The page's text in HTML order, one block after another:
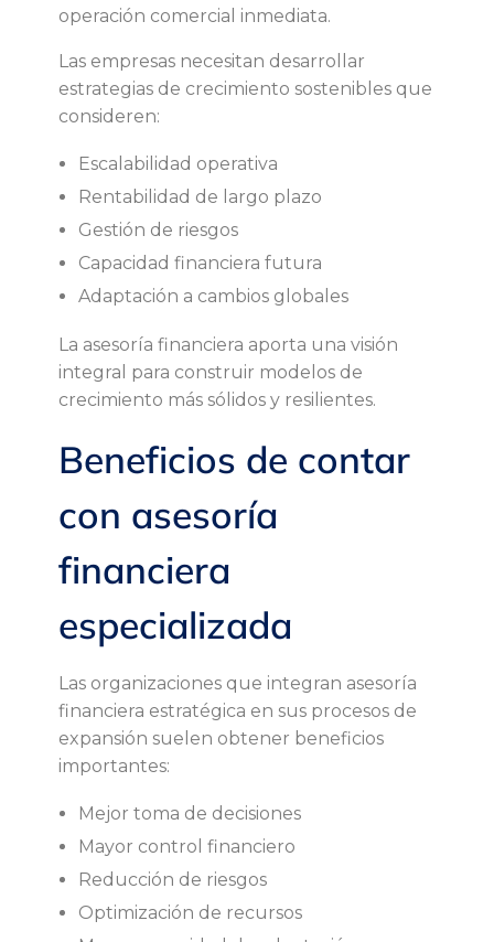
operación comercial inmediata.
Las empresas necesitan desarrollar
estrategias de crecimiento sostenibles que
consideren:
Escalabilidad operativa
Rentabilidad de largo plazo
Gestión de riesgos
Capacidad financiera futura
Adaptación a cambios globales
La asesoría financiera aporta una visión
integral para construir modelos de
crecimiento más sólidos y resilientes.
Beneficios de contar
con asesoría
financiera
especializada
Las organizaciones que integran asesoría
financiera estratégica en sus procesos de
expansión suelen obtener beneficios
importantes:
Mejor toma de decisiones
Mayor control financiero
Reducción de riesgos
Optimización de recursos